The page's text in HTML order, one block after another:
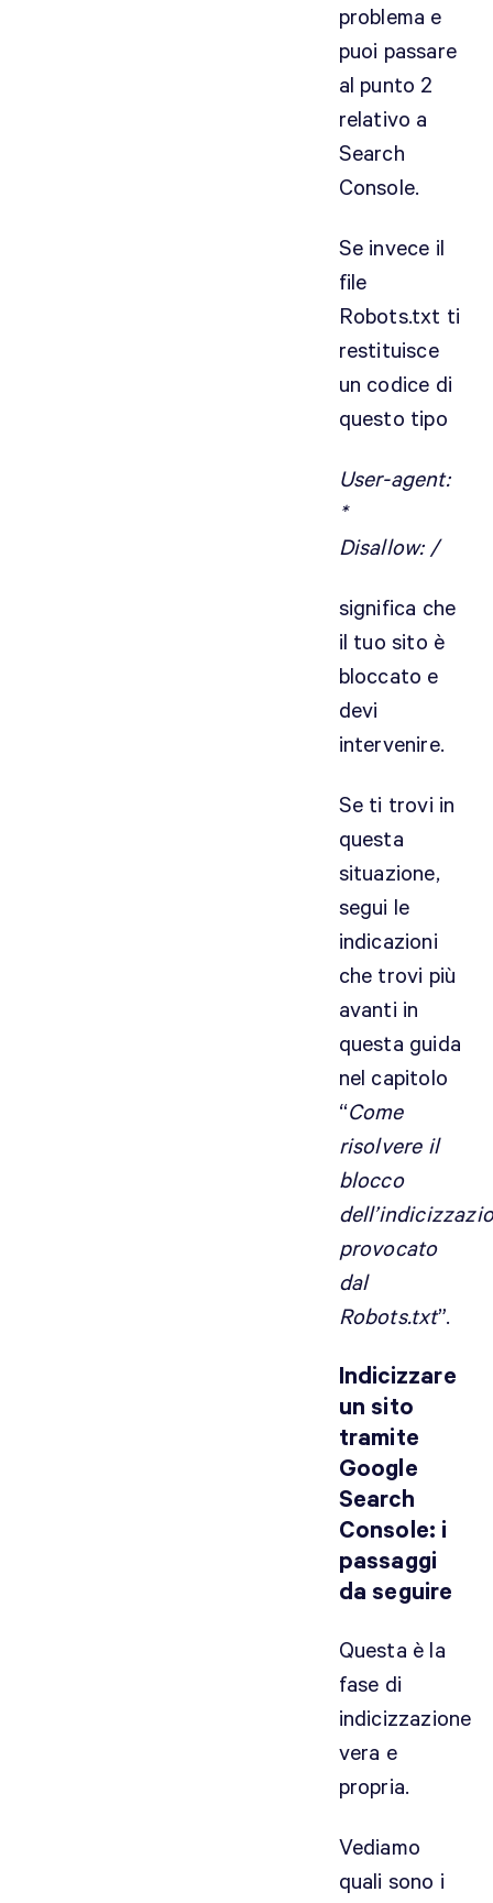
problema e
puoi passare
al punto 2
relativo a
Search
Console.
Se invece il
file
Robots.txt ti
restituisce
un codice di
questo tipo
User-agent:
*
Disallow: /
significa che
il tuo sito è
bloccato e
devi
intervenire.
Se ti trovi in
questa
situazione,
segui le
indicazioni
che trovi più
avanti in
questa guida
nel capitolo
“Come
risolvere il
blocco
provocato
dal
Robots.txt”.
Indicizzare
un sito
tramite
Google
Search
Console: i
passaggi
da seguire
Questa è la
fase di
indicizzazione
vera e
propria.
Vediamo
quali sono i